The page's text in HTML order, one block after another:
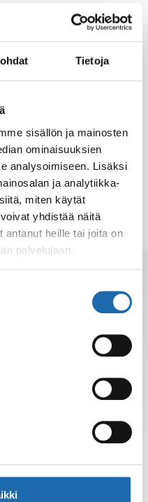
Tietoja
sisällön ja mainosten
ominaisuuksien
analysoimiseen. Lisäksi
ja analytiikka-
miten käytät
yhdistää näitä
antanut heille tai joita on
palvelujaan.